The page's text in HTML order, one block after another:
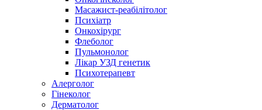
Масажист-реабілітолог
Психіатр
Онкохірург
Флеболог
Пульмонолог
Лікар УЗД генетик
Психотерапевт
Алерголог
Гінеколог
Дерматолог